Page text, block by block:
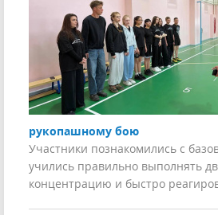
рукопашному бою
Участники познакомились с
учились правильно выполнять
концентрацию и быстро